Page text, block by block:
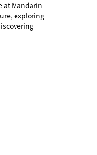
at Mandarin
exploring